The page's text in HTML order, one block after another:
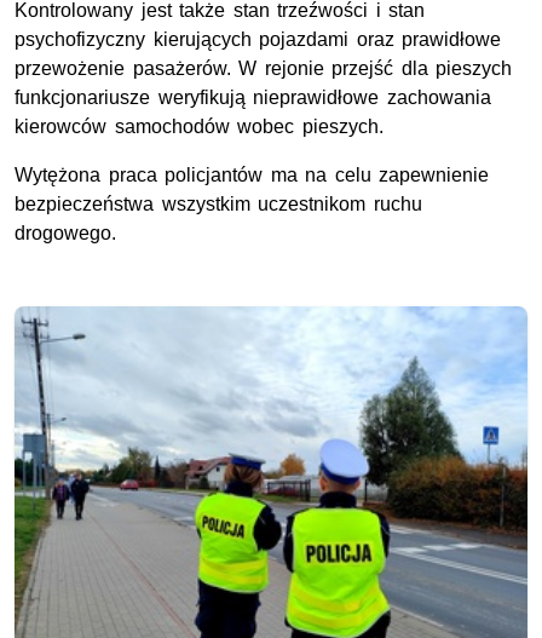
Kontrolowany jest także stan trzeźwości i stan
psychofizyczny kierujących pojazdami oraz prawidłowe
przewożenie pasażerów. W rejonie przejść dla pieszych
funkcjonariusze weryfikują nieprawidłowe zachowania
kierowców samochodów wobec pieszych.
Wytężona praca policjantów ma na celu zapewnienie
bezpieczeństwa wszystkim uczestnikom ruchu
drogowego.